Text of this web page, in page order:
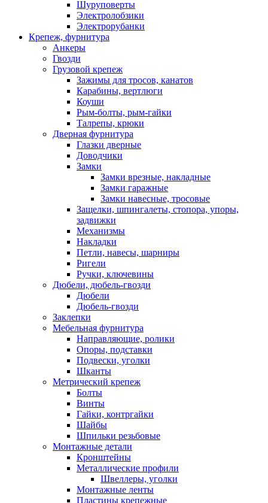
Шуруповерты
Электролобзики
Электрорубанки
Крепеж, фурнитура
Анкеры
Гвозди
Грузовой крепеж
Зажимы для тросов, канатов
Карабины, вертлюги
Коуши
Рым-болты, рым-гайки
Талрепы, крюки
Дверная фурнитура
Глазки дверные
Доводчики
Замки
Замки врезные, накладные
Замки гаражные
Замки навесные, тросовые
Защелки, шпингалеты, стопора, упоры,
задвижки
Механизмы
Накладки
Петли, навесы, шарниры
Ригели
Ручки, ключевины
Дюбели, дюбель-гвозди
Дюбели
Дюбель-гвозди
Заклепки
Мебельная фурнитура
Направляющие, ролики
Опоры, подставки
Подвески, уголки
Шканты
Метрический крепеж
Болты
Винты
Гайки, контргайки
Шайбы
Шпильки резьбовые
Монтажные детали
Кронштейны
Металлические профили
Швеллеры, уголки
Монтажные ленты
Пластины крепежные